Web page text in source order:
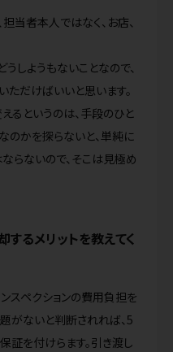
当者本人ではなく、お店、
しようもないことなので、
ただけばいいと思います。
るというのは、手段のひと
のかを探らないと、単純に
らないので、そこは見極め
するメリットを教えてく
スペクションの費用負担を
がないと判断されれば、5
証を付けらます。引き渡し